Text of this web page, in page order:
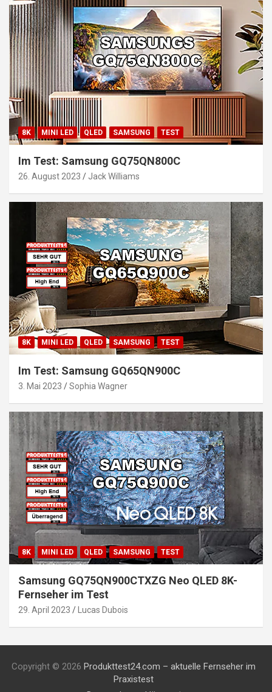
8K MINI LED QLED SAMSUNG TEST
Im Test: Samsung GQ75QN800C
26. August 2023 Jack Williams
8K MINI LED QLED SAMSUNG TEST
Im Test: Samsung GQ65QN900C
3. Mai 2023 Sophia Wagner
8K MINI LED QLED SAMSUNG TEST
Samsung GQ75QN900CTXZG Neo QLED 8K-
Fernseher im Test
29. April 2023 Lucas Dubois
Copyright © 2026 Produkttest24.com – aktuelle Fernseher im
Praxistest